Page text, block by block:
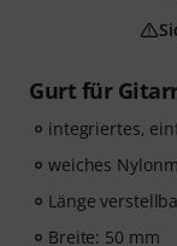
Gurt für
integriertes,
weiches
Länge
Breite: 50 mm